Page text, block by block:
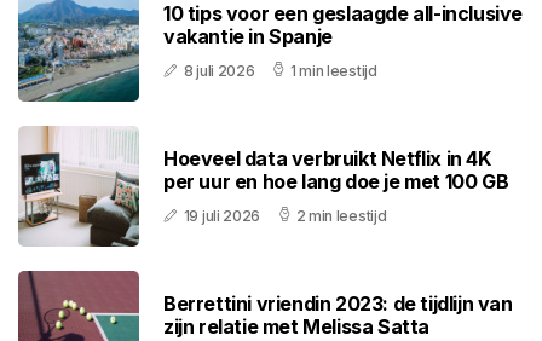
10 tips voor een geslaagde all-inclusive
vakantie in Spanje
8 juli 2026 1 min leestijd
Hoeveel data verbruikt Netflix in 4K
per uur en hoe lang doe je met 100 GB
19 juli 2026 2 min leestijd
Berrettini vriendin 2023: de tijdlijn van
zijn relatie met Melissa Satta